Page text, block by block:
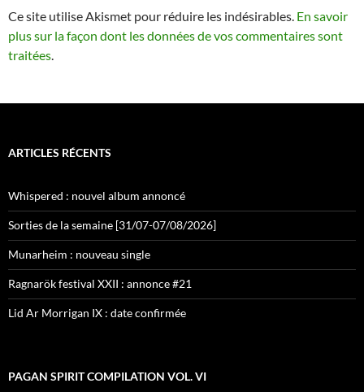
Ce site utilise Akismet pour réduire les indésirables. En savoir
plus sur la façon dont les données de vos commentaires sont
traitées.
ARTICLES RÉCENTS
Whispered : nouvel album annoncé
Sorties de la semaine [31/07-07/08/2026]
Munarheim : nouveau single
Ragnarök festival XXII : annonce #21
Lid Ar Morrigan IX : date confirmée
PAGAN SPIRIT COMPILATION VOL. VI